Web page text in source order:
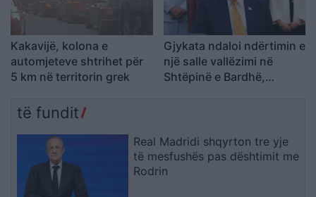
Kakavijë, kolona e
automjeteve shtrihet për
5 km në territorin grek
Gjykata ndaloi ndërtimin e
një salle vallëzimi në
Shtëpinë e Bardhë,
të fundit
Real Madridi shqyrton tre yje
të mesfushës pas dështimit me
Rodrin